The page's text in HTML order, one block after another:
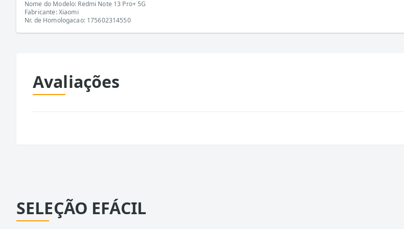
Nome do Modelo: Redmi Note 13 Pro+ 5G
Fabricante: Xiaomi
Nr. de Homologacao: 175602314550
Avaliações
SELEÇÃO EFÁCIL